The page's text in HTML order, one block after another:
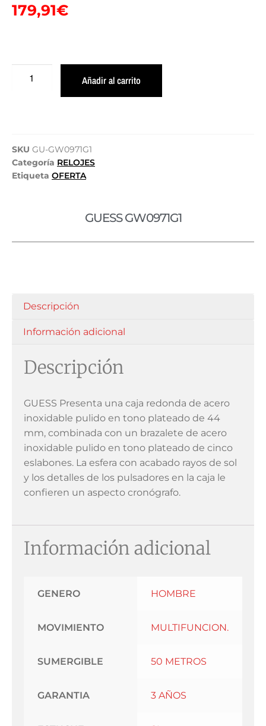
179,91€
Añadir al carrito
SKU GU-GW0971G1
Categoría RELOJES
Etiqueta OFERTA
GUESS GW0971G1
Descripción
Información adicional
Descripción
GUESS Presenta una caja redonda de acero
inoxidable pulido en tono plateado de 44
mm, combinada con un brazalete de acero
inoxidable pulido en tono plateado de cinco
eslabones. La esfera con acabado rayos de sol
y los detalles de los pulsadores en la caja le
confieren un aspecto cronógrafo.
Información adicional
GENERO HOMBRE
MOVIMIENTO MULTIFUNCION.
SUMERGIBLE 50 METROS
GARANTIA 3 AÑOS